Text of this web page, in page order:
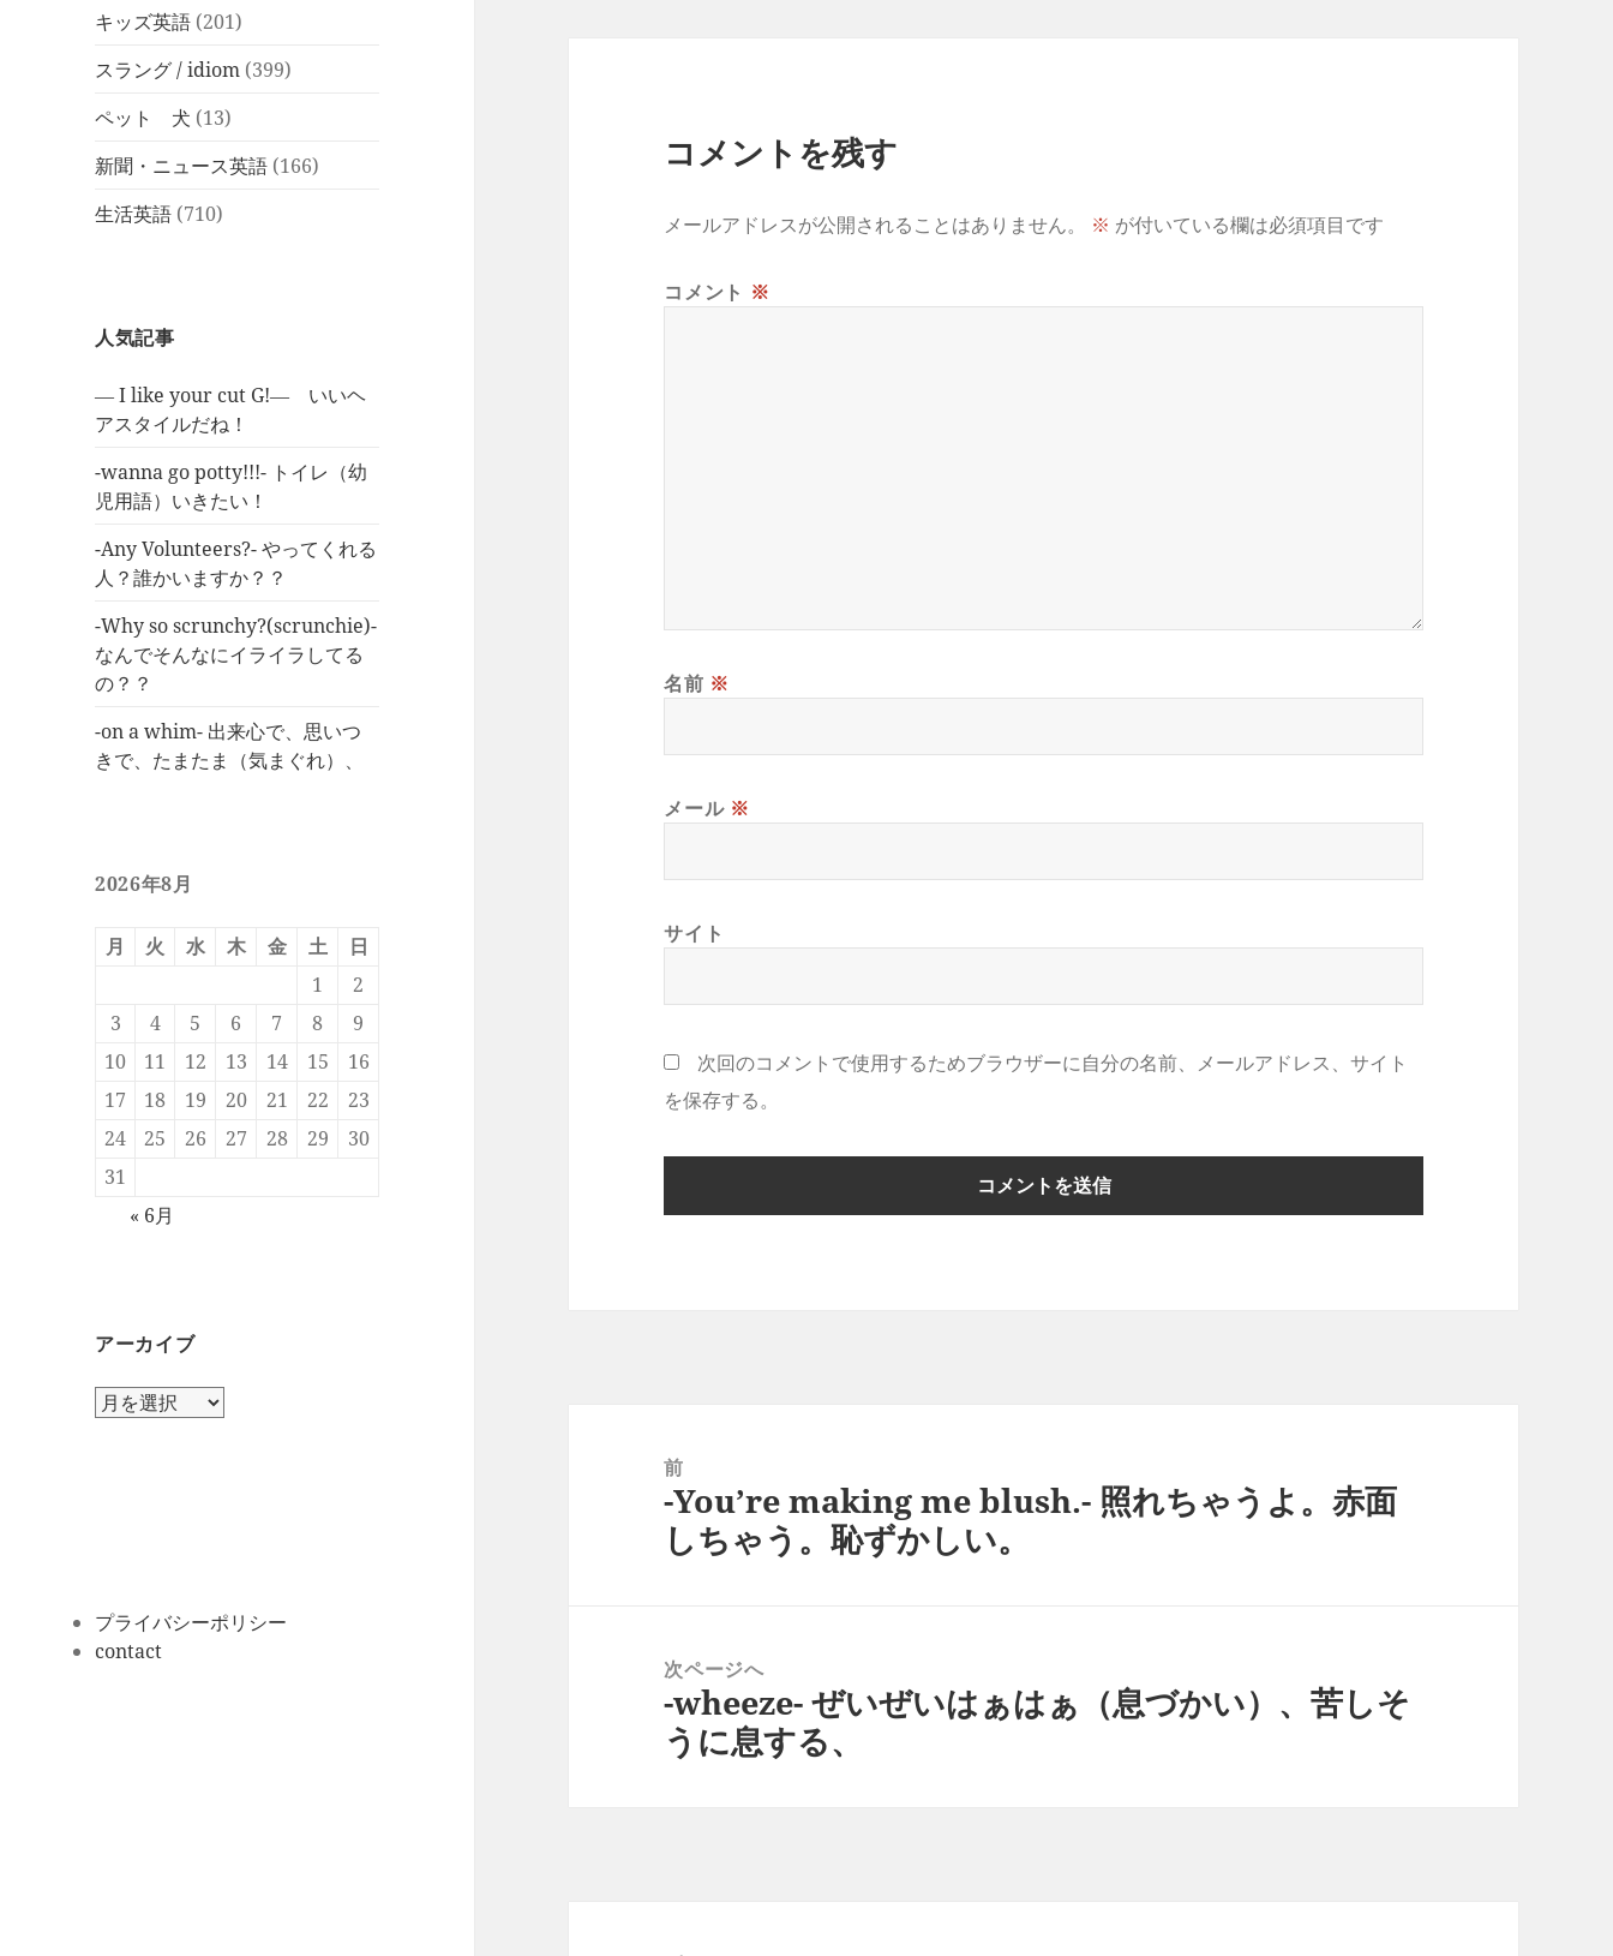
キッズ英語 (201)
スラング / idiom (399)
ペット 犬 (13)
新聞・ニュース英語 (166)
生活英語 (710)
人気記事
― I like your cut G!― いいヘ
アスタイルだね！
-wanna go potty!!!- トイレ（幼
児用語）いきたい！
-Any Volunteers?- やってくれる
人？誰かいますか？？
-Why so scrunchy?(scrunchie)-
なんでそんなにイライラしてる
の？？
-on a whim- 出来心で、思いつ
きで、たまたま（気まぐれ）、
2026年8月
月 火 水 木 金 土
日
1
2
3
4 5 6 7 8
9
10
11 12 13 14 15
16
17
18 19 20 21 22
23
24
25 26 27 28 29
30
31
« 6月
アーカイブ
ア
プライバシーポリシー
contact
コメントを残す
メールアドレスが公開されることはありません。 ※ が付いている欄は必須項目です
コメント ※
名前 ※
メール ※
サイト
次回のコメントで使用するためブラウザーに自分の名前、メールアドレス、サイト
を保存する。
前
前
の
-You’re making me blush.- 照れちゃうよ。赤面
しちゃう。恥ずかしい。
次ページへ
次
の
-wheeze- ぜいぜいはぁはぁ（息づかい）、苦しそ
うに息する、